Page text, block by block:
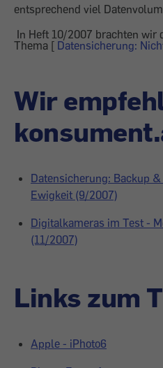
entsprechend viel
In Heft 10/2007 brachten wir
Thema [ Datensicherung:
Wir
Datensicherung: Backup
Ewigkeit (9/2007)
Digitalkameras im Test -
(11/2007)
Links zum
Apple - iPhoto6